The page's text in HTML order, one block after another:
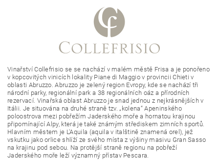
Vinařství Collefrisio se se nachází v malém městě Frisa a je ponořeno
v kopcovitých vinicích lokality Piane di Maggio v provincii Chieti v
oblasti Abruzzo. Abruzzo je zelený region Evropy, kde se nachází tři
národní parky, regionální park a 38 regionálních oáz a přírodních
rezervací. Vinařská oblast Abruzzo je snad jednou z nejkrásnějších v
Itálii. Je situována na druhé straně tzv. „kolena“ Apeninského
poloostrova mezi pobřežím Jaderského moře a hornatou krajinou
připomínající Alpy, která je také známým střediskem zimních sportů.
Hlavním městem je L'Aquila (aquila v italštině znamená orel), jež
vskutku jako orlice shlíží ze svého místa z výšiny masivu Gran Sasso
na krajinu pod sebou. Na protější straně regionu na pobřeží
Jaderského moře leží významný přístav Pescara.